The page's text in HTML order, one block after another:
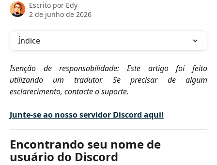
Escrito por Edy
2 de junho de 2026
Índice
Isenção de responsabilidade: Este artigo foi feito
utilizando um tradutor. Se precisar de algum
esclarecimento, contacte o suporte.
Junte-se ao nosso servidor Discord aqui!
Encontrando seu nome de
usuário do Discord